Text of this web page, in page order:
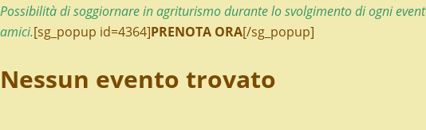
Possibilità di soggiornare in agriturismo durante lo svolgimento di ogni
amici.[sg_popup id=4364]PRENOTA ORA[/sg_popup]
Nessun evento trovato